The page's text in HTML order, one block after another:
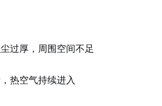
尘过厚，周围空间不足
热空气持续进入